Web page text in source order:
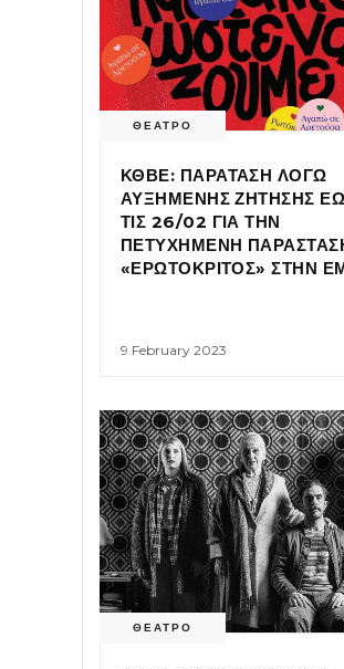
ΘΕΑΤΡΟ
ΚΘΒΕ: ΠΑΡΑΤΑΣΗ ΛΟΓΩ
ΑΥΞΗΜΕΝΗΣ ΖΗΤΗΣΗΣ
ΤΙΣ 26/02 ΓΙΑ ΤΗΝ
ΠΕΤΥΧΗΜΕΝΗ
«ΕΡΩΤΟΚΡΙΤΟΣ» ΣΤΗΝ
9 February 2023
ΘΕΑΤΡΟ